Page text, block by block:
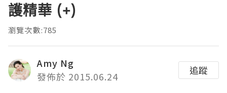
護精華 (+)
瀏覽次數:785
Amy Ng
發佈於 2015.06.24
追蹤